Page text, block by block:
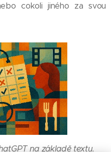
cokoli jiného za svou
na základě textu.